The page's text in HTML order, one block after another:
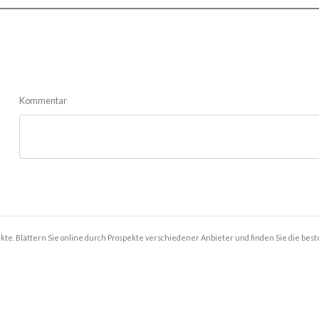
Kommentar
Blättern Sie online durch Prospekte verschiedener Anbieter und finden Sie die